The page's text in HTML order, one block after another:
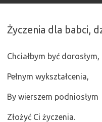
Życzenia dla babci,
Chciałbym być dorosłym,
Pełnym wykształcenia,
By wierszem podniosłym
Złożyć Ci życzenia.